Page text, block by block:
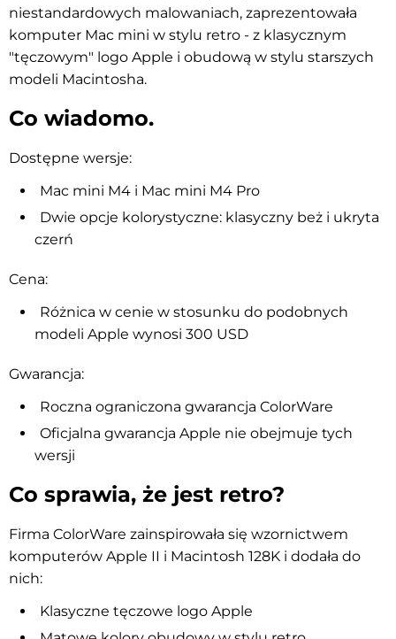
niestandardowych malowaniach, zaprezentowała
komputer Mac mini w stylu retro - z klasycznym
"tęczowym" logo Apple i obudową w stylu starszych
modeli Macintosha.
Co wiadomo.
Dostępne wersje:
Mac mini M4 i Mac mini M4 Pro
Dwie opcje kolorystyczne: klasyczny beż i ukryta
czerń
Cena:
Różnica w cenie w stosunku do podobnych
modeli Apple wynosi 300 USD
Gwarancja:
Roczna ograniczona gwarancja ColorWare
Oficjalna gwarancja Apple nie obejmuje tych
wersji
Co sprawia, że jest retro?
Firma ColorWare zainspirowała się wzornictwem
komputerów Apple II i Macintosh 128K i dodała do
nich:
Klasyczne tęczowe logo Apple